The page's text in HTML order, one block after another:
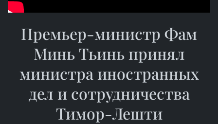
Премьер-министр Фам
Минь Тьинь принял
министра иностранных
дел и сотрудничества
Тимор-Лешти